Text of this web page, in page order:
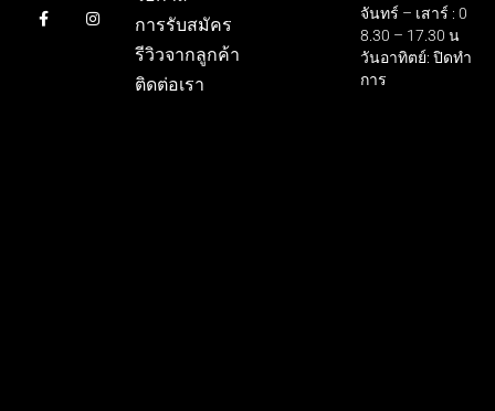
การรับสมัคร
รีวิวจากลูกค้า
ติดต่อเรา
จันทร์ – เสาร์ : 0
8.30 – 17.30 น
วันอาทิตย์: ปิดทำ
การ